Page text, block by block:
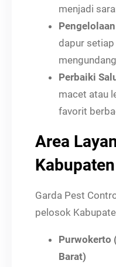
menjadi
dapur
Perbaiki
macet atau
favorit
Area
Garda Pest
pelosok
Purwokerto
Barat)